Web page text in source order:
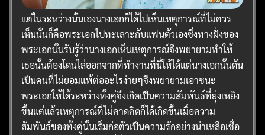
แต่ในระหว่างนั้นเองนางเอกก็ได้ไปเห็นเหตุการณ์ที่ไม่ควร
เห็นนั่นก็คือพระเอกไปทะเลาะกับแฟนตัวเองซึ่งทางฝั่งของ
พระเอกนั้นรับรู้ว่านางเอกเห็นเหตุการณ์จึงพยายามทำให้
เธอนั้นต้องโดนไล่ออกจากที่ทำงานที่นี่ให้ได้แต่นางเอกนั้นดัน
เป็นคนที่ไม่ยอมแพ้ต่ออะไรง่ายๆจึงพยายามเอาชนะ
พระเอกให้ได้ระหว่างทั้งคู่จึงเกิดเป็นความสัมพันธ์ที่ยุ่งเหยิง
ขึ้นแต่แล้วเหตุการณ์ที่ไม่คาดคิดก็ได้เกิดขึ้นเมื่อความ
สัมพันธ์ของทั้งคู่นั้นเริ่มก่อตัวเป็นความรักอย่างน่าเหลือเชื่อ